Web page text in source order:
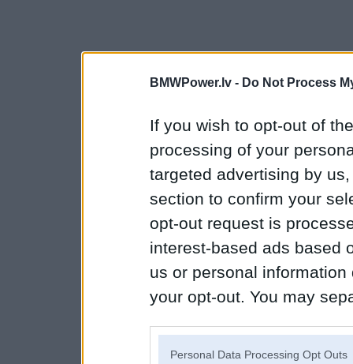
BMWPower.lv - Do Not Process
If you wish to opt-out of
processing of your
targeted advertising by
section to confirm your
opt-out request is
interest-based ads based
us or personal
your opt-out. You may
Personal Data Processing Opt Outs